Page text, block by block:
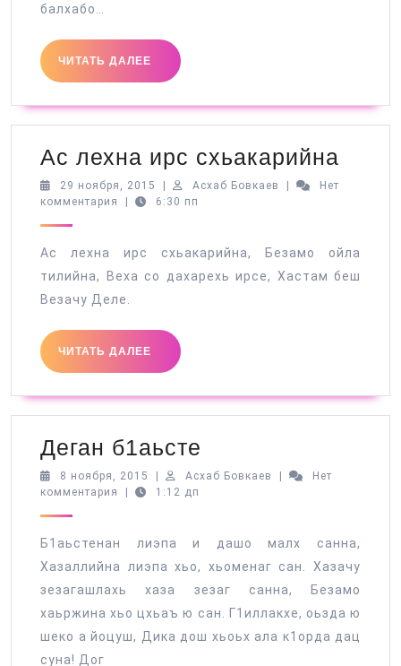
балхабо…
ЧИТАТЬ ДАЛЕЕ
ЧИТАТЬ
ДАЛЕЕ
Ас лехна ирс схьакарийна
29 ноября, 2015 29
ноября,
Асхаб Бовкаев Асхаб
Нет
комментария
6:30 пп
Ас лехна ирс схьакарийна, Безамо ойла
тилийна, Веха со дахарехь ирсе, Хастам беш
Везачу Деле.
ЧИТАТЬ ДАЛЕЕ
ЧИТАТЬ
ДАЛЕЕ
Деган б1аьсте
б1аьсте
8 ноября, 2015
ноября,
Асхаб Бовкаев Асхаб
Нет
комментария
1:12 дп
Б1аьстенан лиэпа и дашо малх санна,
Хазаллийна лиэпа хьо, хьоменаг сан. Хазачу
зезагашлахь хаза зезаг санна, Безамо
хаьржина хьо цхьаъ ю сан. Г1иллакхе, оьзда ю
шеко а йоцуш, Дика дош хьоьх ала к1орда дац
суна! Дог